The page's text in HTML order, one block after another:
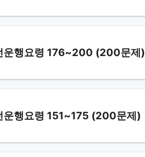
운행요령 176~200 (200문제)
운행요령 151~175 (200문제)